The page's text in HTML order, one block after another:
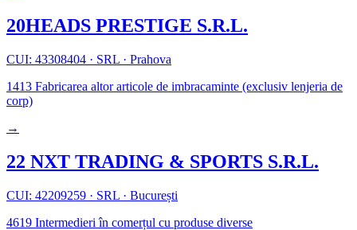
20HEADS PRESTIGE S.R.L.
CUI: 43308404 · SRL · Prahova
1413 Fabricarea altor articole de imbracaminte (exclusiv lenjeria de
corp)
→
22 NXT TRADING & SPORTS S.R.L.
CUI: 42209259 · SRL · București
4619 Intermedieri în comerțul cu produse diverse